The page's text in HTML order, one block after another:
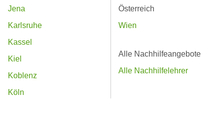
Jena
Karlsruhe
Kassel
Kiel
Koblenz
Köln
Österreich
Wien
Alle Nachhilfeangebote
Alle Nachhilfelehrer